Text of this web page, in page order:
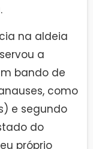
na aldeia
a
bando de
como
e segundo
do
próprio